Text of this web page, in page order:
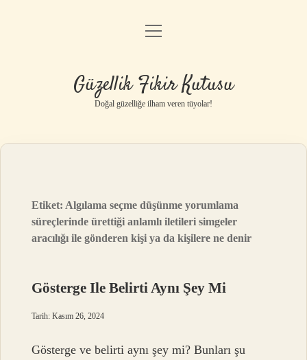
Anasayfa
Yasal Uyarı
menüyü
Güzellik Fikir Kutusu
Doğal güzelliğe ilham veren tüyolar!
Etiket: Algılama seçme düşünme yorumlama
süreçlerinde ürettiği anlamlı iletileri simgeler
aracılığı ile gönderen kişi ya da kişilere ne denir
Gösterge Ile Belirti Aynı Şey Mi
Tarih: Kasım 26, 2024
Gösterge ve belirti aynı şey mi? Bunları şu